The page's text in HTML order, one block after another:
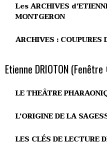
Les ARCHIVES
MONTGERON
ARCHIVES : COUPURES
Etienne DRIOTON
LE THEÂTRE
L'ORIGINE DE LA
LES CLÉS DE LECTURE